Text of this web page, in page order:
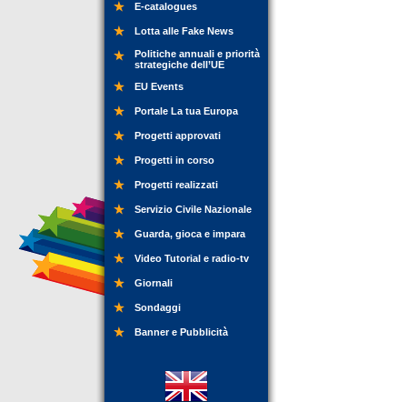
E-catalogues
Lotta alle Fake News
Politiche annuali e priorità
strategiche dell’UE
EU Events
Portale La tua Europa
Progetti approvati
Progetti in corso
Progetti realizzati
Servizio Civile Nazionale
Guarda, gioca e impara
Video Tutorial e radio-tv
Giornali
Sondaggi
Banner e Pubblicità